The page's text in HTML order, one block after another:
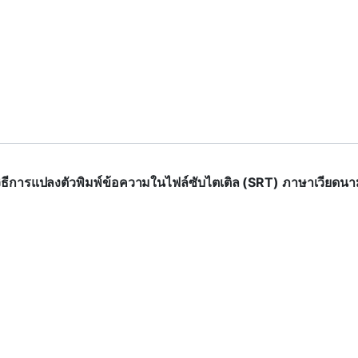
การแปลงตัวพิมพ์ข้อความในไฟล์ซับไตเติล (SRT) ภาษาเวียดน